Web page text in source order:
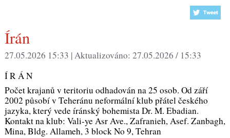
Írán
27.05.2026 15:33 |Aktualizováno: 27.05.2026 / 15:33
Í R Á N
Počet krajanů v teritoriu odhadován na 25 osob. Od září
2002 působí v Teheránu neformální klub přátel českého
jazyka, který vede íránský bohemista Dr. M. Ebadian.
Kontakt na klub: Vali-ye Asr Ave., Zafranieh, Asef. Zanbagh,
Mina, Bldg. Allameh, 3 block No 9, Tehran